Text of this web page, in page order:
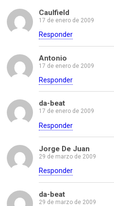
Caulfield
17 de enero de 2009
Responder
Antonio
17 de enero de 2009
Responder
da-beat
17 de enero de 2009
Responder
Jorge De Juan
29 de marzo de 2009
Responder
da-beat
29 de marzo de 2009